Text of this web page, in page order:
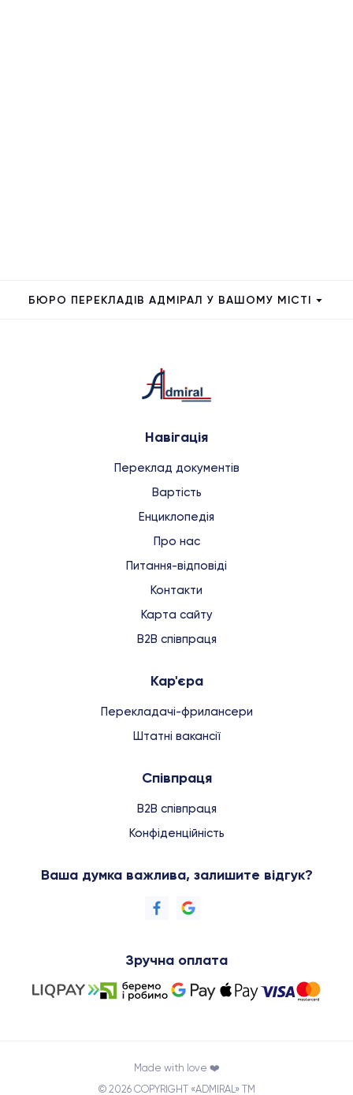
БЮРО ПЕРЕКЛАДІВ АДМІРАЛ У ВАШОМУ МІСТІ
Навігація
Переклад документів
Вартість
Енциклопедія
Про нас
Питання-відповіді
Контакти
Карта сайту
B2B співпраця
Кар'єра
Перекладачі-фрилансери
Штатні вакансії
Співпраця
B2B співпраця
Конфіденційність
Ваша думка важлива, залишите відгук?
Зручна оплата
Made with love ❤️
© 2026 COPYRIGHT «ADMIRAL» TM